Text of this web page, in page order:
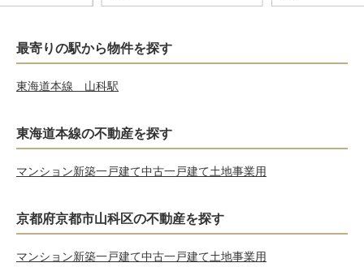
最寄りの駅から物件を探す
東海道本線 山科駅
東海道本線の不動産を探す
マンション新築一戸建て中古一戸建て土地事業用
京都府京都市山科区の不動産を探す
マンション新築一戸建て中古一戸建て土地事業用